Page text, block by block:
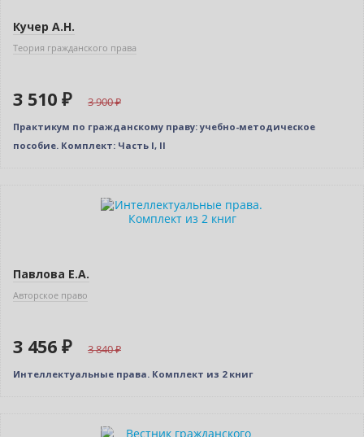
Кучер А.Н.
Теория гражданского права
3 510 ₽ 3 900
Практикум по гражданскому праву: учебно-методическое
пособие. Комплект: Часть I, II
–10% (скидка 384 ₽)
Павлова Е.А.
Авторское право
3 456 ₽ 3 840
Интеллектуальные права. Комплект из 2 книг
Готовится к выходу